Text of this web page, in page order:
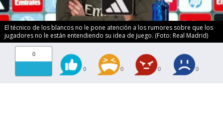
El técnico de los blancos no le pone atención a los rumores sobre que los
jugadores no le están entendiendo su idea de juego. (Foto: Real Madrid)
0
0 0 0 0